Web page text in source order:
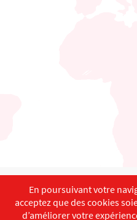
English
Copyright ©ISEC-AdW
En poursuivant votre
acceptez que des cookies
d’améliorer votre